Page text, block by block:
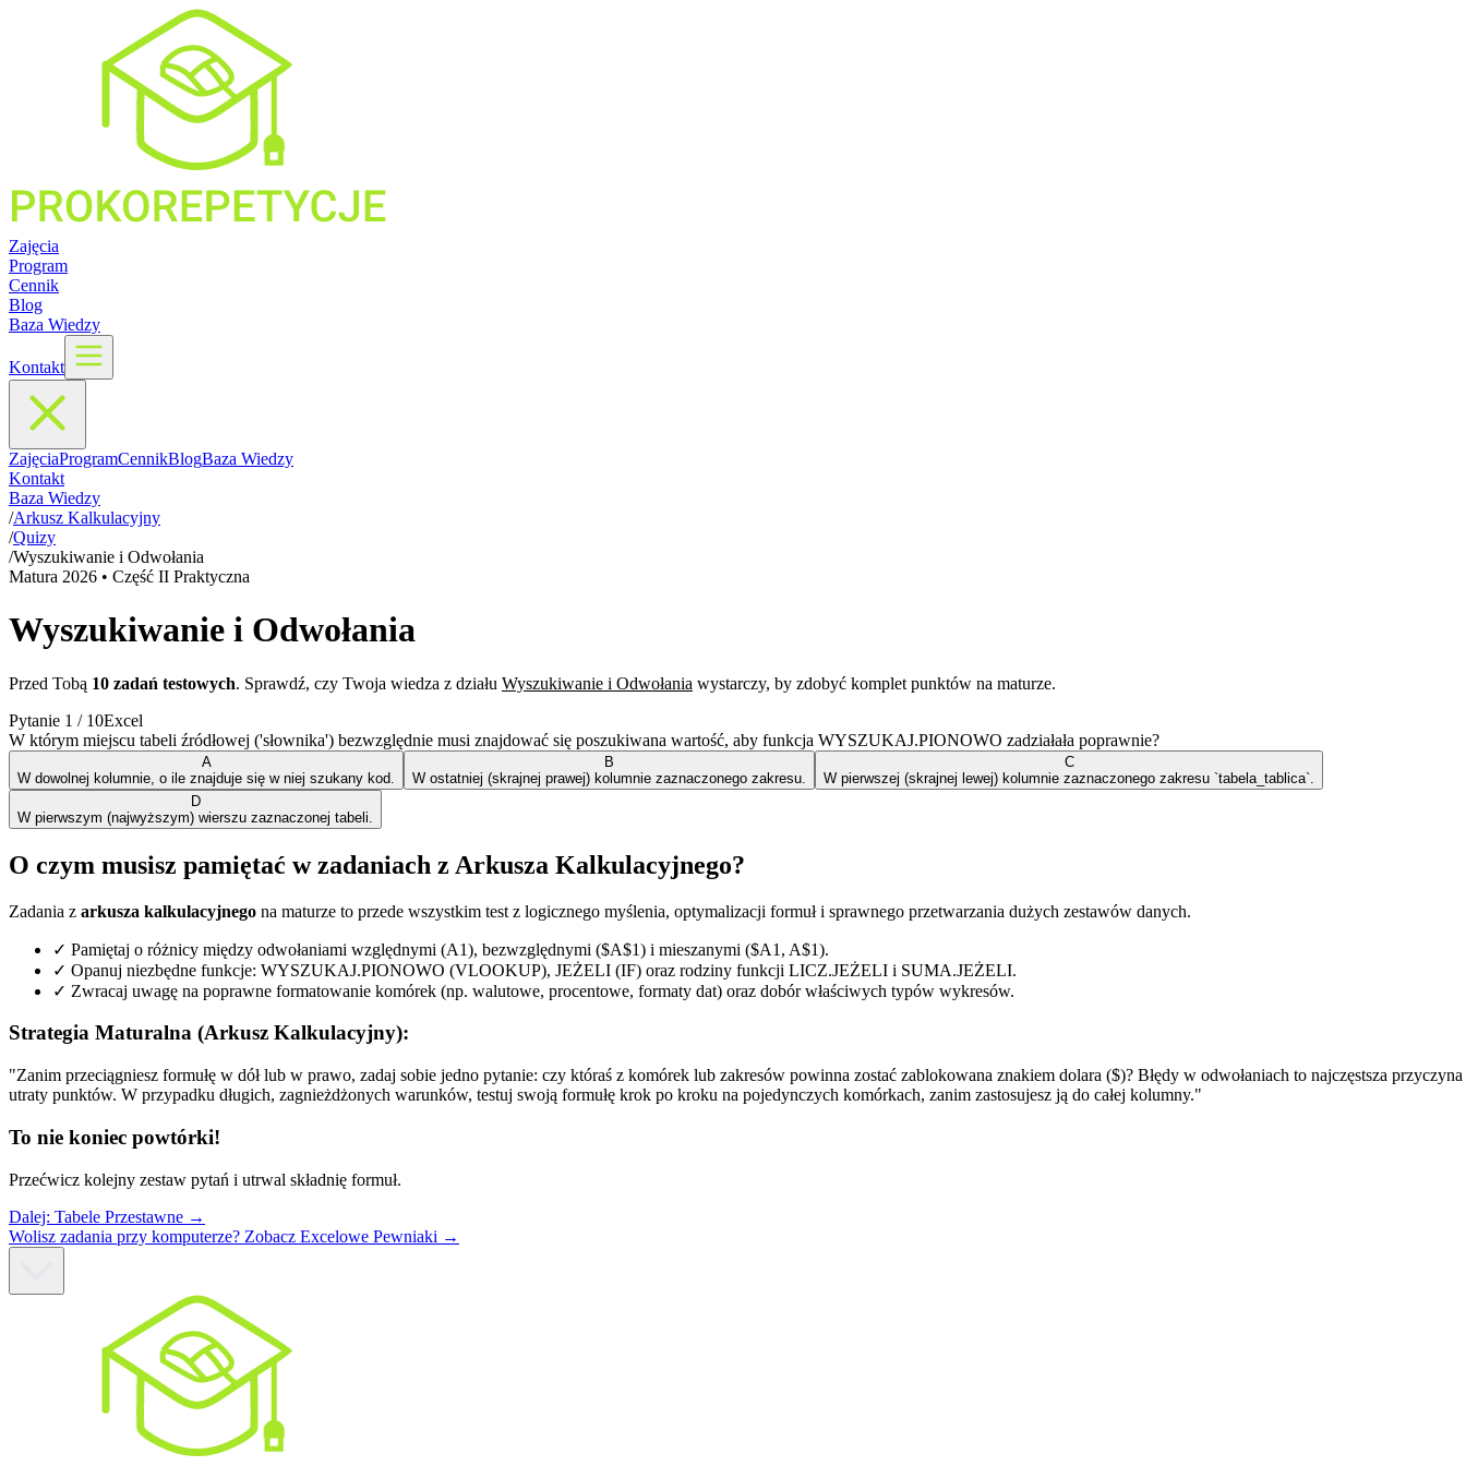
Zajęcia
Program
Cennik
Blog
Baza Wiedzy
Kontakt
ZajęciaProgramCennikBlogBaza Wiedzy
Kontakt
Baza Wiedzy
/Arkusz Kalkulacyjny
/Quizy
/Wyszukiwanie i Odwołania
Matura 2026 • Część II Praktyczna
Wyszukiwanie i Odwołania
Przed Tobą 10 zadań testowych. Sprawdź, czy Twoja wiedza z działu Wyszukiwanie i Odwołania wystarczy, by zdobyć komplet punktów na maturze.
Pytanie 1 / 10Excel
W którym miejscu tabeli źródłowej ('słownika') bezwzględnie musi znajdować się poszukiwana wartość, aby funkcja WYSZUKAJ.PIONOWO zadziałała poprawnie?
A
W dowolnej kolumnie, o ile znajduje się w niej szukany kod.
B
W ostatniej (skrajnej prawej) kolumnie zaznaczonego zakresu.
C
W pierwszej (skrajnej lewej) kolumnie zaznaczonego zakresu `tabela_tablica`.
D
W pierwszym (najwyższym) wierszu zaznaczonej tabeli.
O czym musisz pamiętać w zadaniach z Arkusza Kalkulacyjnego?
Zadania z arkusza kalkulacyjnego na maturze to przede wszystkim test z logicznego myślenia, optymalizacji formuł i sprawnego przetwarzania dużych zestawów danych.
✓ Pamiętaj o różnicy między odwołaniami względnymi (A1), bezwzględnymi ($A$1) i mieszanymi ($A1, A$1).
✓ Opanuj niezbędne funkcje: WYSZUKAJ.PIONOWO (VLOOKUP), JEŻELI (IF) oraz rodziny funkcji LICZ.JEŻELI i SUMA.JEŻELI.
✓ Zwracaj uwagę na poprawne formatowanie komórek (np. walutowe, procentowe, formaty dat) oraz dobór właściwych typów wykresów.
Strategia Maturalna (Arkusz Kalkulacyjny):
"Zanim przeciągniesz formułę w dół lub w prawo, zadaj sobie jedno pytanie: czy któraś z komórek lub zakresów powinna zostać zablokowana znakiem dolara ($)? Błędy w odwołaniach to najczęstsza przyczyna
utraty punktów. W przypadku długich, zagnieżdżonych warunków, testuj swoją formułę krok po kroku na pojedynczych komórkach, zanim zastosujesz ją do całej kolumny."
To nie koniec powtórki!
Przećwicz kolejny zestaw pytań i utrwal składnię formuł.
Dalej: Tabele Przestawne →
Wolisz zadania przy komputerze? Zobacz Excelowe Pewniaki →